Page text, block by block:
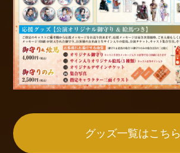
グッズ一覧はこちら